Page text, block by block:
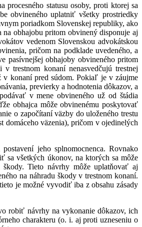
procesného statusu osoby, proti ktorej sa
obvineného uplatniť všetky prostriedky
poriadkom Slovenskej republiky, ako
obhajobu pritom obvinený disponuje aj
vedenom Slovenskou advokátskou
pričom na podklade uvedeného, a
pasívnejšej obhajoby obvineného pritom
trestnom konaní nenasvedčujú trestnej
v konaní pred súdom. Pokiaľ je v záujme
previerky a hodnotenia dôkazov, a
v mene obvineného už od štádia
obhajca môže obvinenému poskytovať
o započítaní väzby do uloženého trestu
domáceho väzenia), pričom v ojedinelých
jeho splnomocnenca. Rovnako
sa všetkých úkonov, na ktorých sa môže
škody. Tieto návrhy môže uplatňovať aj
na náhradu škody v trestnom konaní.
je možné vyvodiť iba z obsahu zásady
robiť návrhy na vykonanie dôkazov, ich
charakteru (o. i. aj proti uzneseniu o